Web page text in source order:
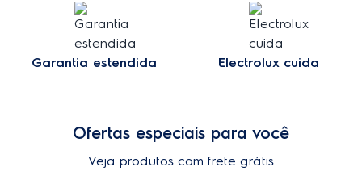
Garantia estendida Electrolux cuida
Ofertas especiais para você
Veja produtos com frete grátis